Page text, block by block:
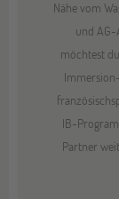
Nähe vom
und
möchtest
IB-
Partner